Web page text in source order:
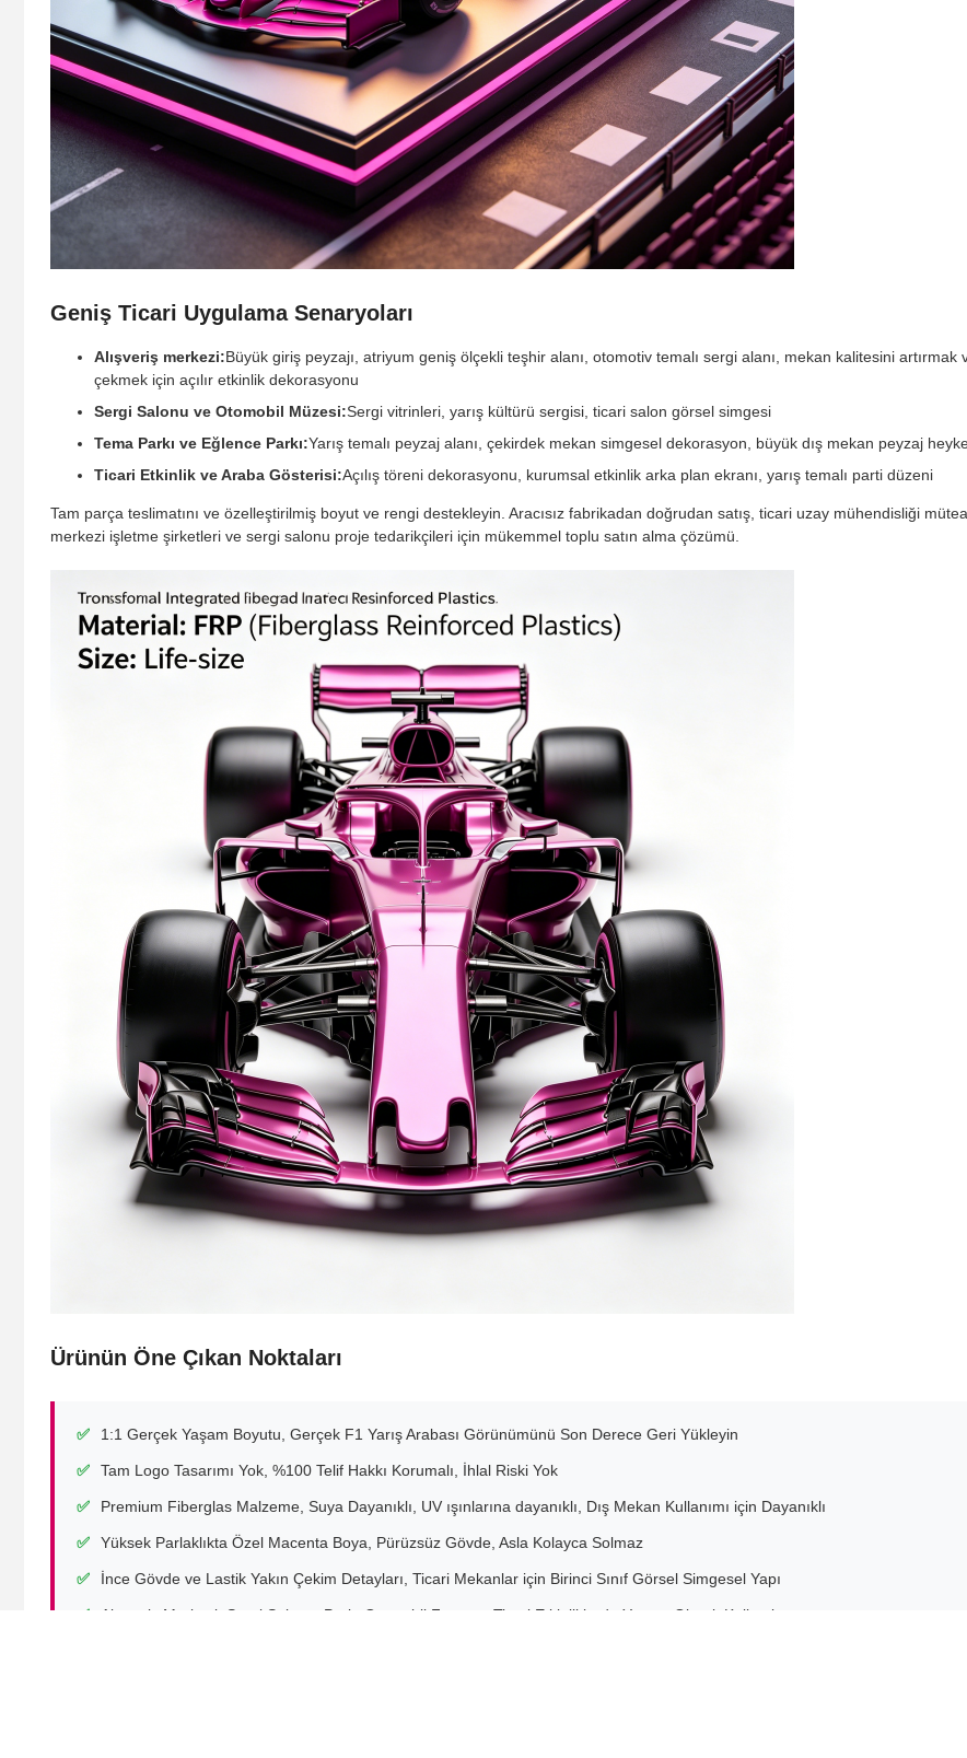
Geniş Ticari Uygulama Senaryoları
Alışveriş merkezi:Büyük giriş peyzajı, atriyum geniş ölçekli teşhir alanı, otomotiv temalı sergi alanı, mekan kalitesini artırmak
çekmek için açılır etkinlik dekorasyonu
Sergi Salonu ve Otomobil Müzesi:Sergi vitrinleri, yarış kültürü sergisi, ticari salon görsel simgesi
Tema Parkı ve Eğlence Parkı:Yarış temalı peyzaj alanı, çekirdek mekan simgesel dekorasyon, büyük dış mekan peyzaj
Ticari Etkinlik ve Araba Gösterisi:Açılış töreni dekorasyonu, kurumsal etkinlik arka plan ekranı, yarış temalı parti düzeni
Tam parça teslimatını ve özelleştirilmiş boyut ve rengi destekleyin. Aracısız fabrikadan doğrudan satış, ticari uzay mühendisliği
merkezi işletme şirketleri ve sergi salonu proje tedarikçileri için mükemmel toplu satın alma çözümü.
Ürünün Öne Çıkan Noktaları
✅ 1:1 Gerçek Yaşam Boyutu, Gerçek F1 Yarış Arabası Görünümünü Son Derece Geri Yükleyin
✅ Tam Logo Tasarımı Yok, %100 Telif Hakkı Korumalı, İhlal Riski Yok
✅ Premium Fiberglas Malzeme, Suya Dayanıklı, UV ışınlarına dayanıklı, Dış Mekan Kullanımı için Dayanıklı
✅ Yüksek Parlaklıkta Özel Macenta Boya, Pürüzsüz Gövde, Asla Kolayca Solmaz
✅ İnce Gövde ve Lastik Yakın Çekim Detayları, Ticari Mekanlar için Birinci Sınıf Görsel Simgesel Yapı
✅ Alışveriş Merkezi, Sergi Salonu, Park, Otomobil Fuarı ve Ticari Etkinliklerde Yaygın Olarak Kullanılır